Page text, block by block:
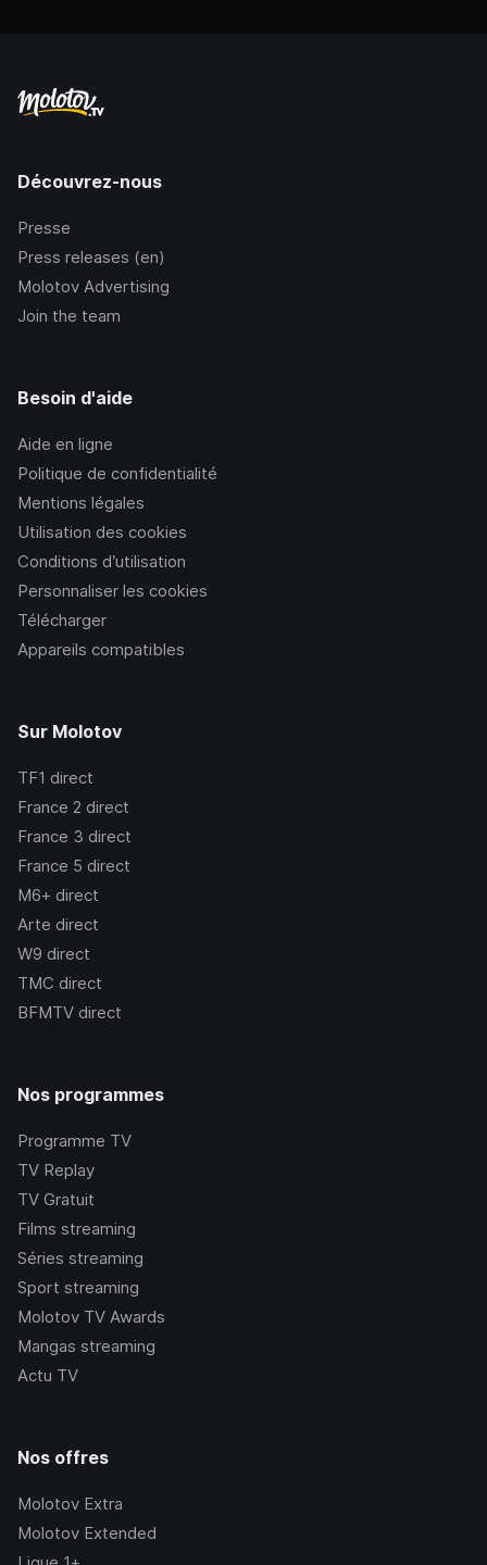
Découvrez-nous
Presse
Press releases (en)
Molotov Advertising
Join the team
Besoin d'aide
Aide en ligne
Politique de confidentialité
Mentions légales
Utilisation des cookies
Conditions d’utilisation
Personnaliser les cookies
Télécharger
Appareils compatibles
Sur Molotov
TF1 direct
France 2 direct
France 3 direct
France 5 direct
M6+ direct
Arte direct
W9 direct
TMC direct
BFMTV direct
Nos programmes
Programme TV
TV Replay
TV Gratuit
Films streaming
Séries streaming
Sport streaming
Molotov TV Awards
Mangas streaming
Actu TV
Nos offres
Molotov Extra
Molotov Extended